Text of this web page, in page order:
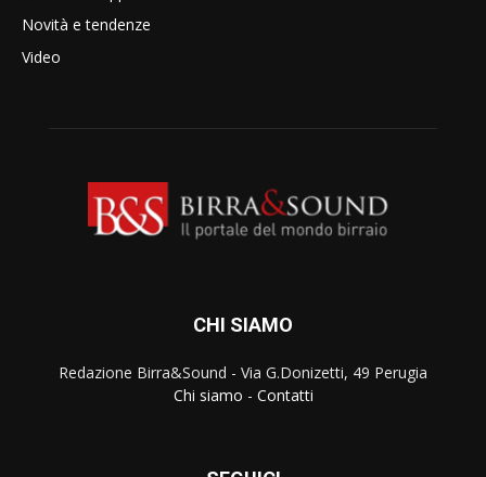
Novità e tendenze
Video
CHI SIAMO
Redazione Birra&Sound - Via G.Donizetti, 49 Perugia
Chi siamo - Contatti